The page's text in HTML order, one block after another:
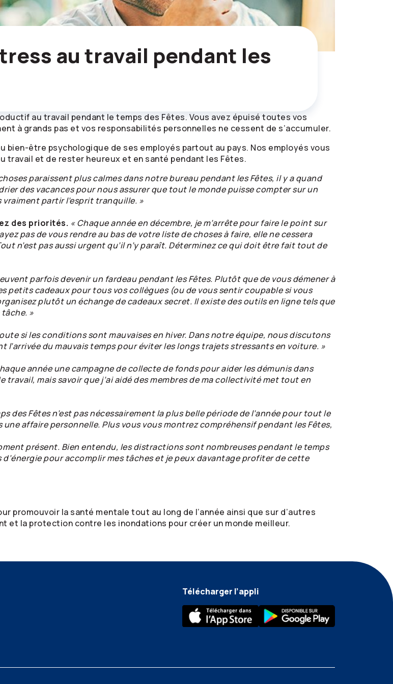
au travail pendant les
au travail pendant le temps des Fêtes. Vous avez épuisé toutes vos
à grands pas et vos responsabilités personnelles ne cessent de s’accumuler.
bien-être psychologique de ses employés partout au pays. Nos employés vous
travail et de rester heureux et en santé pendant les Fêtes.
paraissent plus calmes dans notre bureau pendant les Fêtes, il y a quand
des vacances pour nous assurer que tout le monde puisse compter sur un
partir l’esprit tranquille. »
des priorités. « Chaque année en décembre, je m’arrête pour faire le point sur
pas de vous rendre au bas de votre liste de choses à faire, elle ne cessera
n’est pas aussi urgent qu’il n’y paraît. Déterminez ce qui doit être fait tout de
parfois devenir un fardeau pendant les Fêtes. Plutôt que de vous démener à
petits cadeaux pour tous vos collègues (ou de vous sentir coupable si vous
plutôt un échange de cadeaux secret. Il existe des outils en ligne tels que
»
si les conditions sont mauvaises en hiver. Dans notre équipe, nous discutons
du mauvais temps pour éviter les longs trajets stressants en voiture. »
année une campagne de collecte de fonds pour aider les démunis dans
mais savoir que j’ai aidé des membres de ma collectivité met tout en
des Fêtes n’est pas nécessairement la plus belle période de l’année pour tout le
affaire personnelle. Plus vous vous montrez compréhensif pendant les Fêtes,
présent. Bien entendu, les distractions sont nombreuses pendant le temps
pour accomplir mes tâches et je peux davantage profiter de cette
promouvoir la santé mentale tout au long de l’année ainsi que sur d’autres
la protection contre les inondations pour créer un monde meilleur.
Télécharger l’appli